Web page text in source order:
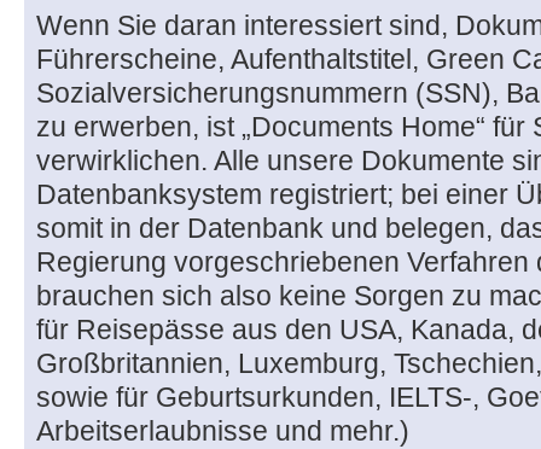
Wenn Sie daran interessiert sind,
Führerscheine, Aufenthaltstitel, Green
Sozialversicherungsnummern (SSN),
zu erwerben, ist „Documents Home“
verwirklichen. Alle unsere Dokumente
Datenbanksystem registriert; bei einer
somit in der Datenbank und belegen,
Regierung vorgeschriebenen Verfahren
brauchen sich also keine Sorgen zu
für Reisepässe aus den USA, Kanada,
Großbritannien, Luxemburg,
sowie für Geburtsurkunden, IELTS-,
Arbeitserlaubnisse und mehr.)